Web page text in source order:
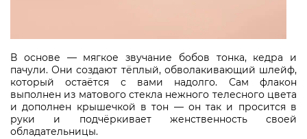
В основе — мягкое звучание бобов тонка, кедра и
пачули. Они создают тёплый, обволакивающий шлейф,
который остаётся с вами надолго. Сам флакон
выполнен из матового стекла нежного телесного цвета
и дополнен крышечкой в тон — он так и просится в
руки и подчёркивает женственность своей
обладательницы.